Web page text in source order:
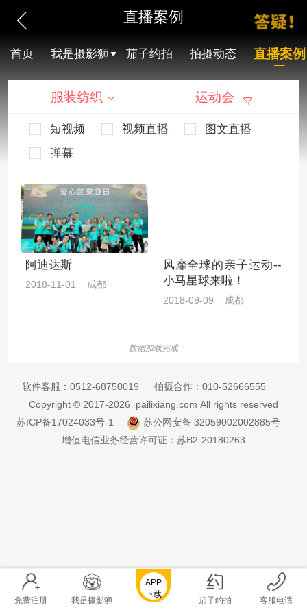
直播案例
首页 我是摄影狮 茄子约拍 拍摄动态 直播案例
服装纺织 运动会
短视频 视频直播
图文直播
弹幕
阿迪达斯
2018-11-01 成都
风靡全球的亲子运动--
小马星球来啦！
2018-09-09 成都
数据加载完成
软件客服： 0512-68750019 拍摄合作： 010-52666555
Copyright © 2017-2026 pailixiang.com All rights reserved
苏ICP备17024033号-1
苏公网安备 32059002002885号
增值电信业务经营许可证：苏B2-20180263
免费注册 我是摄影狮
APP
下载
茄子约拍 客服电话